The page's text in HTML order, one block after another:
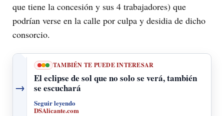
que tiene la concesión y sus 4 trabajadores) que
podrían verse en la calle por culpa y desidia de dicho
consorcio.
→
TAMBIÉN TE PUEDE INTERESAR
El eclipse de sol que no solo se verá, también
se escuchará
Seguir leyendo
DSAlicante.com